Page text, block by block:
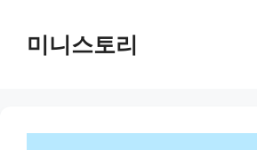
content미니스토리